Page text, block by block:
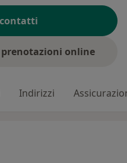
online
Indirizzi